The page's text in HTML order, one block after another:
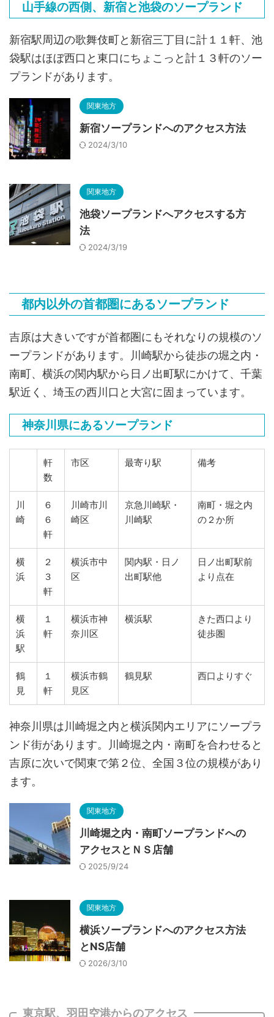
山手線の西側、新宿と池袋のソープランド
新宿駅周辺の歌舞伎町と新宿三丁目に計１１軒、池
袋駅はほぼ西口と東口にちょこっと計１３軒のソー
プランドがあります。
関東地方
新宿ソープランドへのアクセス方法
2024/3/10
関東地方
池袋ソープランドへアクセスする方
法
2024/3/19
都内以外の首都圏にあるソープランド
吉原は大きいですが首都圏にもそれなりの規模のソ
ープランドがあります。川崎駅から徒歩の堀之内・
南町、横浜の関内駅から日ノ出町駅にかけて、千葉
駅近く、埼玉の西川口と大宮に固まっています。
神奈川県にあるソープランド
軒
数
市区 最寄り駅 備考
川
崎
６
６
軒
川崎市川
崎区
京急川崎駅・
川崎駅
南町・堀之内
の２か所
横
浜
２
３
軒
横浜市中
区
関内駅・日ノ
出町駅他
日ノ出町駅前
より点在
横
浜
駅
１
軒
横浜市神
奈川区
横浜駅
きた西口より
徒歩圏
鶴
見
１
軒
横浜市鶴
見区
鶴見駅 西口よりすぐ
神奈川県は川崎堀之内と横浜関内エリアにソープラ
ンド街があります。川崎堀之内・南町を合わせると
吉原に次いで関東で第２位、全国３位の規模があり
ます。
関東地方
川崎堀之内・南町ソープランドへの
アクセスとＮＳ店舗
2025/9/24
関東地方
横浜ソープランドへのアクセス方法
とNS店舗
2026/3/10
東京駅、羽田空港からのアクセス